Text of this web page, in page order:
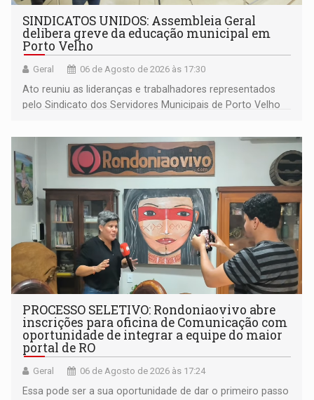
SINDICATOS UNIDOS: Assembleia Geral
delibera greve da educação municipal em
Porto Velho
Geral 06 de Agosto de 2026 às 17:30
Ato reuniu as lideranças e trabalhadores representados
pelo Sindicato dos Servidores Municipais de Porto Velho
PROCESSO SELETIVO: Rondoniaovivo abre
inscrições para oficina de Comunicação com
oportunidade de integrar a equipe do maior
portal de RO
Geral 06 de Agosto de 2026 às 17:24
Essa pode ser a sua oportunidade de dar o primeiro passo